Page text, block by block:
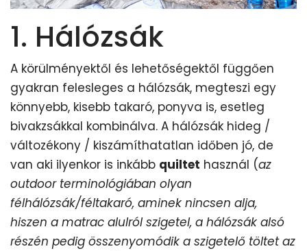
1. Hálózsák
A körülményektől és lehetőségektől függően
gyakran felesleges a hálózsák, megteszi egy
könnyebb, kisebb takaró, ponyva is, esetleg
bivakzsákkal kombinálva. A hálózsák hideg /
változékony / kiszámíthatatlan időben jó, de
van aki ilyenkor is inkább quiltet használ (az
outdoor terminológiában olyan
félhálózsák/féltakaró, aminek nincsen alja,
hiszen a matrac alulról szigetel, a hálózsák alsó
részén pedig összenyomódik a szigetelő töltet az